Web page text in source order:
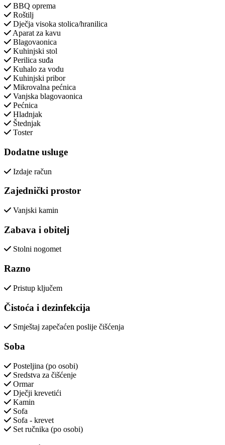
BBQ oprema
Roštilj
Dječja visoka stolica/hranilica
Aparat za kavu
Blagovaonica
Kuhinjski stol
Perilica suđa
Kuhalo za vodu
Kuhinjski pribor
Mikrovalna pećnica
Vanjska blagovaonica
Pećnica
Hladnjak
Štednjak
Toster
Dodatne usluge
Izdaje račun
Zajednički prostor
Vanjski kamin
Zabava i obitelj
Stolni nogomet
Razno
Pristup ključem
Čistoća i dezinfekcija
Smještaj zapečaćen poslije čišćenja
Soba
Posteljina (po osobi)
Sredstva za čišćenje
Ormar
Dječji krevetići
Kamin
Sofa
Sofa - krevet
Set ručnika (po osobi)